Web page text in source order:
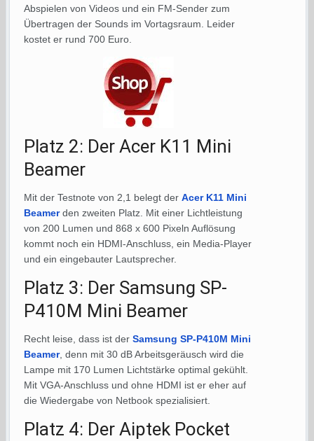
Abspielen von Videos und ein FM-Sender zum
Übertragen der Sounds im Vortagsraum. Leider
kostet er rund 700 Euro.
Platz 2: Der Acer K11 Mini
Beamer
Mit der Testnote von 2,1 belegt derAcer K11 Mini
Beamerden zweiten Platz. Mit einer Lichtleistung
von 200 Lumen und 868 x 600 Pixeln Auflösung
kommt noch ein HDMI-Anschluss, ein Media-Player
und ein eingebauter Lautsprecher.
Platz 3: Der Samsung SP-
P410M Mini Beamer
Recht leise, dass ist derSamsung SP-P410M Mini
Beamer, denn mit 30 dB Arbeitsgeräusch wird die
Lampe mit 170 Lumen Lichtstärke optimal gekühlt.
Mit VGA-Anschluss und ohne HDMI ist er eher auf
die Wiedergabe von Netbook spezialisiert.
Platz 4: Der Aiptek Pocket